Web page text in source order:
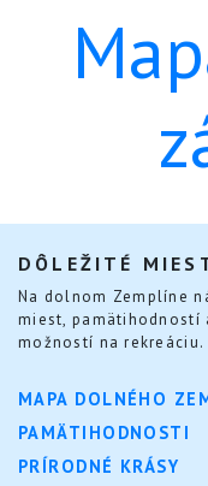
DÔLEŽITÉ
Na dolnom Zemplíne
miest, pamätihodností
možností na rekreáciu.
MAPA DOLNÉHO
PAMÄTIHODNOSTI
PRÍRODNÉ KRÁSY